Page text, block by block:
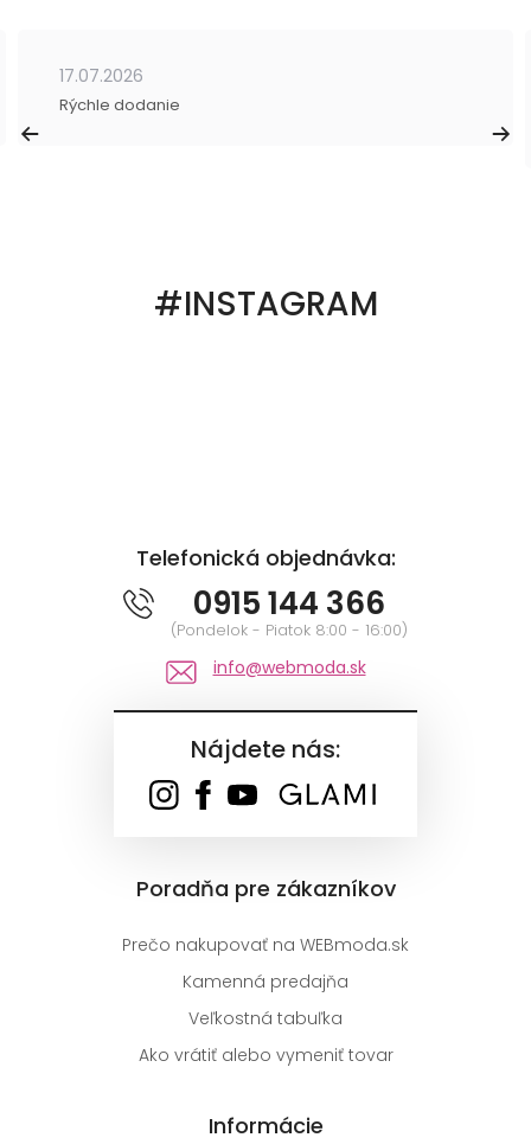
17.07.2026
Rýchle dodanie
#INSTAGRAM
Telefonická objednávka:
0915 144 366
(Pondelok - Piatok 8:00 - 16:00)
info@webmoda.sk
Nájdete nás:
Poradňa pre zákazníkov
Prečo nakupovať na WEBmoda.sk
Kamenná predajňa
Veľkostná tabuľka
Ako vrátiť alebo vymeniť tovar
Informácie